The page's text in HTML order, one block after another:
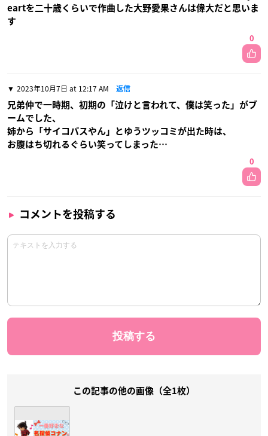
eartを二十歳くらいで作曲した大野愛果さんは偉大だと思いま
す
0
2023年10月7日 at 12:17 AM 返信
兄弟仲で一時期、初期の「泣けと言われて、僕は笑った」がブ
ームでした、
姉から「サイコパスやん」とゆうツッコミが出た時は、
お腹はち切れるぐらい笑ってしまった…
0
コメントを投稿する
この記事の他の画像（全1枚）